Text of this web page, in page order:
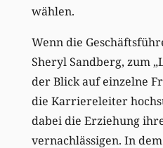
wählen.
Wenn die
Sheryl Sandberg, zum
der Blick auf einzelne
die Karriereleiter
dabei die Erziehung
vernachlässigen. In